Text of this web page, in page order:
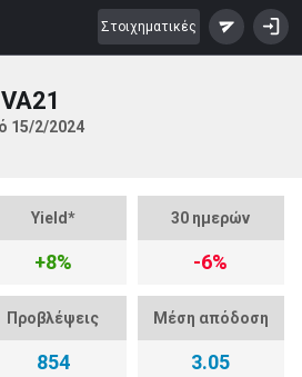
Στοιχηματικές
15/2/2024
Yield*
+8%
30 ημερών
-6%
Προβλέψεις
854
Μέση απόδοση
3.05